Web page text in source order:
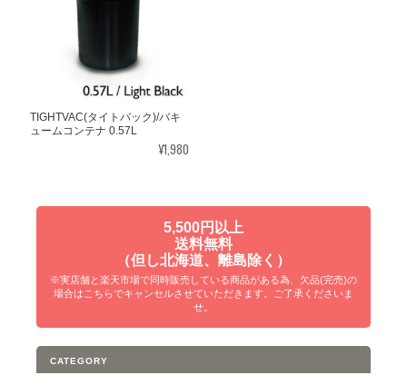
TIGHTVAC(タイトバック)/バキ
ュームコンテナ 0.57L
¥1,980
5,500円以上
送料無料
（但し北海道、離島除く）
※実店舗と楽天市場で同時販売している商品がある為、欠品(完売)の
場合はこちらでキャンセルさせていただきます。ご了承くださいま
せ。
CATEGORY